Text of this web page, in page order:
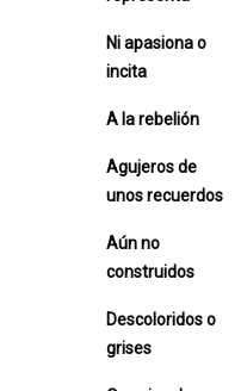
Ni apasiona o
incita
A la rebelión
Agujeros de
unos recuerdos
Aún no
construidos
Descoloridos o
grises